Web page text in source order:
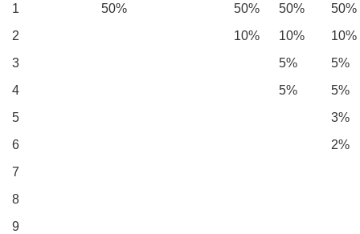
1 50% 50% 50%
50%
2
10% 10%
10%
3
5%
5%
4
5%
5%
5
3%
6
2%
7
8
9